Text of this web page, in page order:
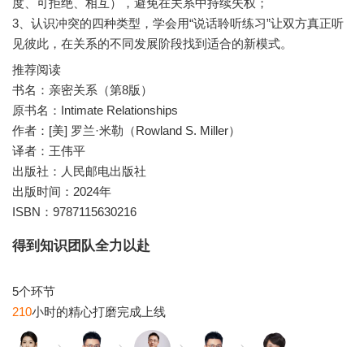
3、认识冲突的四种类型，学会用“说话聆听练习”让双方真正听
见彼此，在关系的不同发展阶段找到适合的新模式。
推荐阅读
书名：亲密关系（第8版）
原书名：Intimate Relationships
作者：[美] 罗兰·米勒（Rowland S. Miller）
译者：王伟平
出版社：人民邮电出版社
出版时间：2024年
ISBN：9787115630216
得到知识团队全力以赴
210